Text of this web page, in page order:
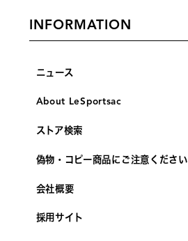
INFORMATION
ニュース
About LeSportsac
ストア検索
偽物・コピー商品にご注意ください
会社概要
採用サイト